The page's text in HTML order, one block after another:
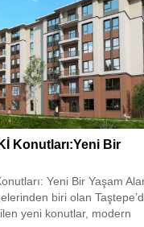
Konutları:Yeni Bir
Yeni Bir Yaşam
biri olan
yeni konutlar, modern